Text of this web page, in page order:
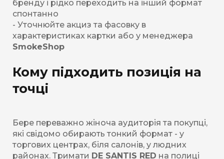
бренду і рідко переходить на інший формат
спонтанно
- Уточнюйте акциз та фасовку в
характеристиках картки або у менеджера
SmokeShop
Кому підходить позиція на
точці
Бере переважно жіноча аудиторія та покупці,
які свідомо обирають тонкий формат - у
торгових центрах, біля салонів, у людних
районах. Тримати DE SANTIS RED на полиці